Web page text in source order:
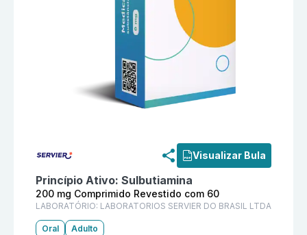
Visualizar Bula
Princípio Ativo: Sulbutiamina
200 mg Comprimido Revestido com 60
LABORATÓRIO: LABORATORIOS SERVIER DO BRASIL LTDA
Oral Adulto